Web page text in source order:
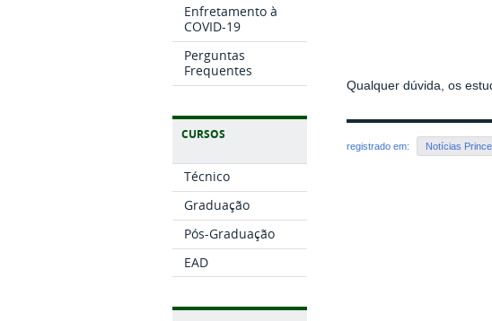
Enfretamento à
COVID-19
Perguntas
Frequentes
CURSOS
Técnico
Graduação
Pós-Graduação
EAD
Qualquer dúvida, os
registrado em: Notícias